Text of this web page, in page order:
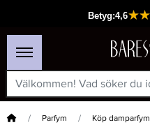
Hem Parfym Köp damparfym